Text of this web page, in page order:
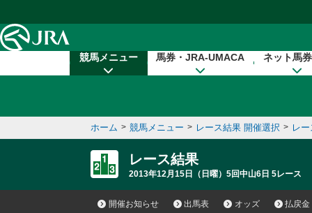
競馬メニュー 馬券・JRA-UMACA ネット馬
ホーム > 競馬メニュー > レース結果 開催選択 > レ
レース結果
2013年12月15日（日曜）5回中山6日 5レース
開催お知らせ 出馬表 オッズ 払戻金